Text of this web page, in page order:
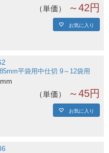
単価 ～42円
お気に入り
平袋用中仕切 9～12袋用
単価 ～45円
お気に入り